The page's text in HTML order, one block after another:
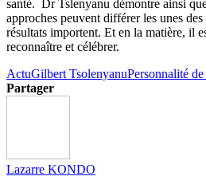
santé. Dr Tslenyanu démontre ainsi
approches peuvent différer les unes des
résultats importent. Et en la matière, il
reconnaître et célébrer.
ActuGilbert TsolenyanuPersonnalité
Partager
Lazarre KONDO